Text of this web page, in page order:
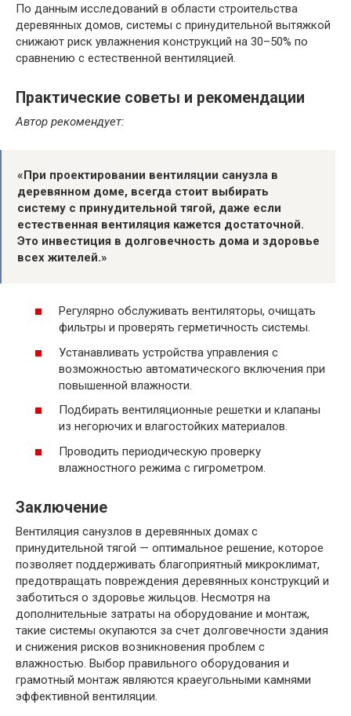
По данным исследований в области строительства
деревянных домов, системы с принудительной вытяжкой
снижают риск увлажнения конструкций на 30–50% по
сравнению с естественной вентиляцией.
Практические советы и рекомендации
Автор рекомендует:
«При проектировании вентиляции санузла в
деревянном доме, всегда стоит выбирать
систему с принудительной тягой, даже если
естественная вентиляция кажется достаточной.
Это инвестиция в долговечность дома и здоровье
всех жителей.»
Регулярно обслуживать вентиляторы, очищать
фильтры и проверять герметичность системы.
Устанавливать устройства управления с
возможностью автоматического включения при
повышенной влажности.
Подбирать вентиляционные решетки и клапаны
из негорючих и влагостойких материалов.
Проводить периодическую проверку
влажностного режима с гигрометром.
Заключение
Вентиляция санузлов в деревянных домах с
принудительной тягой — оптимальное решение, которое
позволяет поддерживать благоприятный микроклимат,
предотвращать повреждения деревянных конструкций и
заботиться о здоровье жильцов. Несмотря на
дополнительные затраты на оборудование и монтаж,
такие системы окупаются за счет долговечности здания
и снижения рисков возникновения проблем с
влажностью. Выбор правильного оборудования и
грамотный монтаж являются краеугольными камнями
эффективной вентиляции.